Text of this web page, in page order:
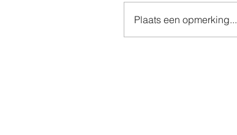
Plaats een opmerking...